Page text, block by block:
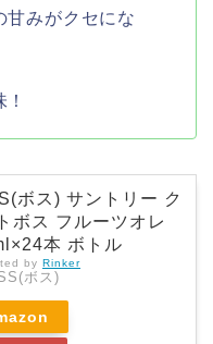
甘みがクセにな
ボス) サントリー ク
ボス フルーツオレ
本 ボトル
by Rinker
ボス)